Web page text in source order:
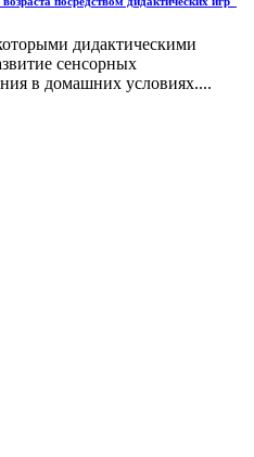
дидактическими
сенсорных
в домашних условиях....